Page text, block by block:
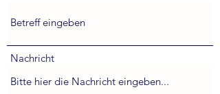
Nachricht